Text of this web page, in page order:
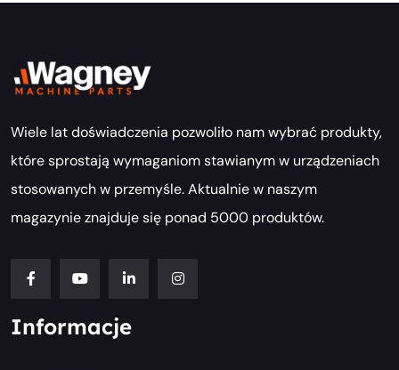
Wiele lat doświadczenia pozwoliło nam wybrać produkty,
które sprostają wymaganiom stawianym w urządzeniach
stosowanych w przemyśle. Aktualnie w naszym
magazynie znajduje się ponad 5000 produktów.
Informacje